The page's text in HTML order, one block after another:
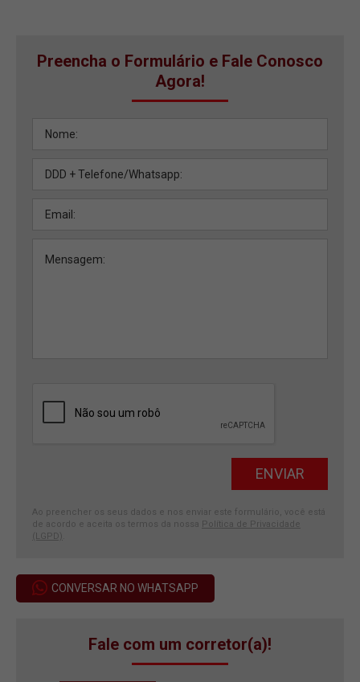
Preencha o Formulário e Fale Conosco
Agora!
Ao preencher os seus dados e nos enviar este formulário, você está
de acordo e aceita os termos da nossa Política de Privacidade
(LGPD)
CONVERSAR NO WHATSAPP
Fale com um corretor(a)!